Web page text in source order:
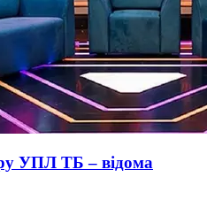
УПЛ ТБ – відома